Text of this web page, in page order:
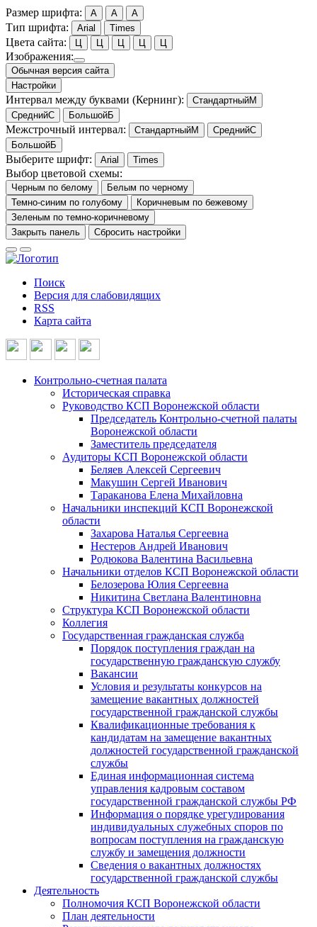
Размер шрифта: A A A
Тип шрифта: Arial Times
Цвета сайта: Ц Ц Ц Ц Ц
Изображения:
Обычная версия сайта
Настройки
Интервал между буквами (Кернинг): СтандартныйМ
СреднийС БольшойБ
Межстрочный интервал: СтандартныйМ СреднийС
БольшойБ
Выберите шрифт: Arial Times
Выбор цветовой схемы:
Черным по белому
Белым по черному
Темно-синим по голубому
Коричневым по бежевому
Зеленым по темно-коричневому
Закрыть панель
Сбросить настройки
Поиск
Версия для слабовидящих
RSS
Карта сайта
Контрольно-счетная палата
Историческая справка
Руководство КСП Воронежской области
Председатель Контрольно-счетной палаты
Воронежской области
Заместитель председателя
Аудиторы КСП Воронежской области
Беляев Алексей Сергеевич
Макушин Сергей Иванович
Тараканова Елена Михайловна
Начальники инспекций КСП Воронежской
области
Захарова Наталья Сергеевна
Нестеров Андрей Иванович
Родюкова Валентина Васильевна
Начальники отделов КСП Воронежской области
Белозерова Юлия Сергеевна
Никитина Светлана Валентиновна
Структура КСП Воронежской области
Коллегия
Государственная гражданская служба
Порядок поступления граждан на
государственную гражданскую службу
Вакансии
Условия и результаты конкурсов на
замещение вакантных должностей
государственной гражданской службы
Квалификационные требования к
кандидатам на замещение вакантных
должностей государственной гражданской
службы
Единая информационная система
управления кадровым составом
государственной гражданской службы РФ
Информация о порядке урегулирования
индивидуальных служебных споров по
вопросам поступления на гражданскую
службу и замещения должности
Сведения о вакантных должностях
государственной гражданской службы
Деятельность
Полномочия КСП Воронежской области
План деятельности